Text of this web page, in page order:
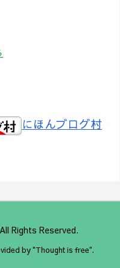
にほんブログ村
All Rights Reserved.
by "Thought is free".